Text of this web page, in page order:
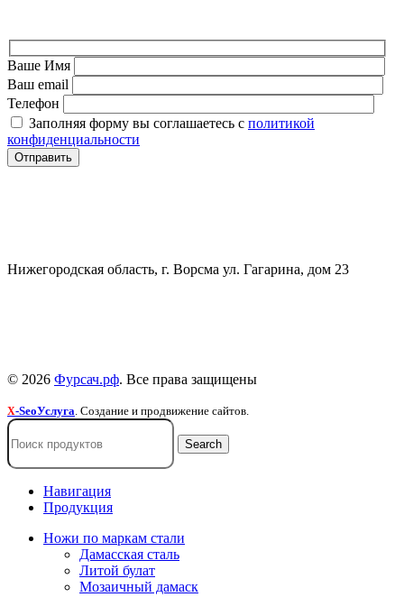
Ваше Имя
Ваш email
Телефон
Заполняя форму вы соглашаетесь с политикой
конфиденциальности
Нижегородская область, г. Ворсма ул. Гагарина, дом 23
© 2026 Фурсач.рф. Все права защищены
X-SeoУслуга. Создание и продвижение сайтов.
Search
Навигация
Продукция
Ножи по маркам стали
Дамасская сталь
Литой булат
Мозаичный дамаск